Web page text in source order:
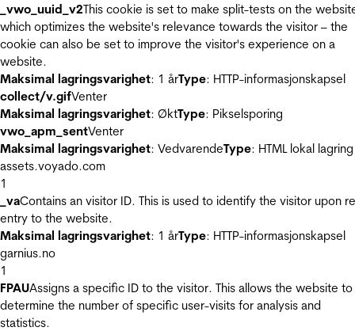
_vwo_uuid_v2This cookie is set to make split-tests on the
which optimizes the website's relevance towards the visitor – the
cookie can also be set to improve the visitor's experience on a
website.
Maksimal lagringsvarighet: 1 årType: HTTP-informasjonskapsel
collect/v.gifVenter
Maksimal lagringsvarighet: ØktType: Pikselsporing
vwo_apm_sentVenter
Maksimal lagringsvarighet: VedvarendeType: HTML lokal lagring
assets.voyado.com
1
_vaContains an visitor ID. This is used to identify the visitor upon
entry to the website.
Maksimal lagringsvarighet: 1 årType: HTTP-informasjonskapsel
garnius.no
1
FPAUAssigns a specific ID to the visitor. This allows the website to
determine the number of specific user-visits for analysis and
statistics.